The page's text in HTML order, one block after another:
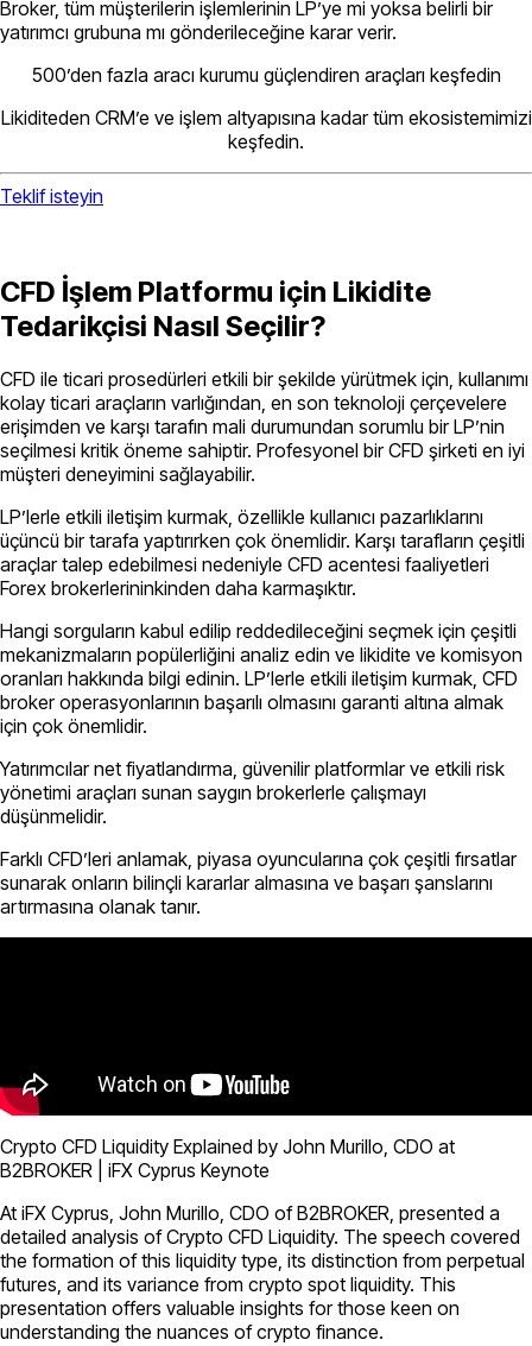
Broker, tüm müşterilerin işlemlerinin LP’ye mi yoksa belirli bir
yatırımcı grubuna mı gönderileceğine karar verir.
500’den fazla aracı kurumu güçlendiren araçları keşfedin
Likiditeden CRM’e ve işlem altyapısına kadar tüm ekosistemimizi
keşfedin.
Teklif isteyin
CFD İşlem Platformu için Likidite
Tedarikçisi Nasıl Seçilir?
CFD ile ticari prosedürleri etkili bir şekilde yürütmek için, kullanımı
kolay ticari araçların varlığından, en son teknoloji çerçevelere
erişimden ve karşı tarafın mali durumundan sorumlu bir LP’nin
seçilmesi kritik öneme sahiptir. Profesyonel bir CFD şirketi en iyi
müşteri deneyimini sağlayabilir.
LP’lerle etkili iletişim kurmak, özellikle kullanıcı pazarlıklarını
üçüncü bir tarafa yaptırırken çok önemlidir. Karşı tarafların çeşitli
araçlar talep edebilmesi nedeniyle CFD acentesi faaliyetleri
Forex brokerlerininkinden daha karmaşıktır.
Hangi sorguların kabul edilip reddedileceğini seçmek için çeşitli
mekanizmaların popülerliğini analiz edin ve likidite ve komisyon
oranları hakkında bilgi edinin. LP’lerle etkili iletişim kurmak, CFD
broker operasyonlarının başarılı olmasını garanti altına almak
için çok önemlidir.
Yatırımcılar net fiyatlandırma, güvenilir platformlar ve etkili risk
yönetimi araçları sunan saygın brokerlerle çalışmayı
düşünmelidir.
Farklı CFD’leri anlamak, piyasa oyuncularına çok çeşitli fırsatlar
sunarak onların bilinçli kararlar almasına ve başarı şanslarını
artırmasına olanak tanır.
Crypto CFD Liquidity Explained by John Murillo, CDO at
B2BROKER | iFX Cyprus Keynote
At iFX Cyprus, John Murillo, CDO of B2BROKER, presented a
detailed analysis of Crypto CFD Liquidity. The speech covered
the formation of this liquidity type, its distinction from perpetual
futures, and its variance from crypto spot liquidity. This
presentation offers valuable insights for those keen on
understanding the nuances of crypto finance.